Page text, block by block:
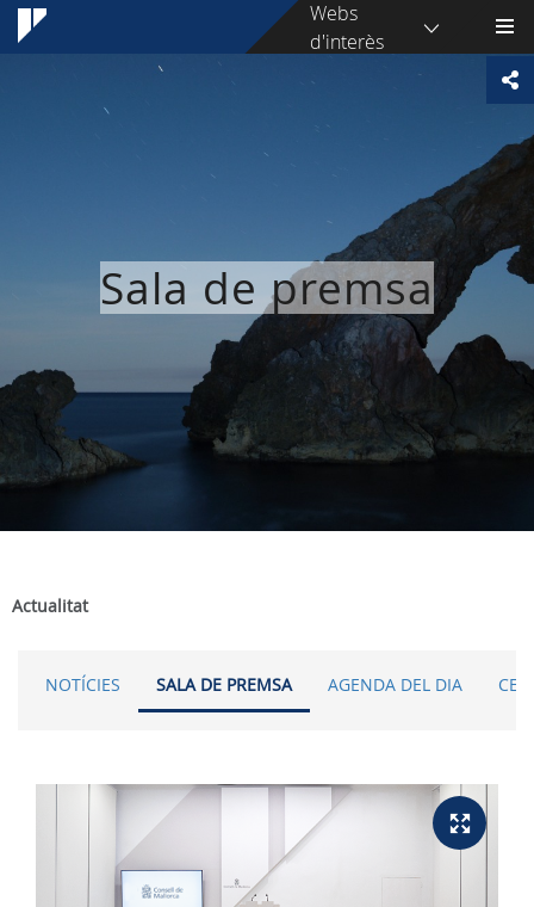
Webs
d'interès
Sala de premsa
Actualitat
NOTÍCIES SALA DE PREMSA AGENDA DEL DIA